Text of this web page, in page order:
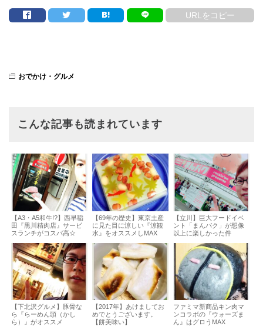
URLをコピー
おでかけ・グルメ
こんな記事も読まれています
【A3・A5和牛!?】西早稲
田『黒川精肉店』サービ
スランチがコスパ高☆
【69年の歴史】東京土産
に見た目に涼しい『涼観
水』をオススメしMAX
【立川】巨大フードイベ
ント「まんパク」が想像
以上に楽しかった件
【下北沢グルメ】豚骨な
ら『らーめん頭（かし
ら）』がオススメ
【2017年】あけましてお
めでとうございます。
【餅美味い】
ファミマ新商品キン肉マ
ンコラボの『ウォーズま
ん』はグロうMAX